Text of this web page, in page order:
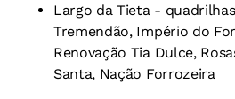
Largo da Tieta -
Tremendão, Império do
Renovação Tia Dulce,
Santa, Nação Forrozeira